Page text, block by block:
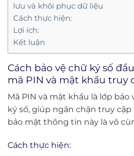
lưu và khôi phục dữ liệu
Cách thực hiện:
Lợi ích:
Kết luận
Cách bảo vệ chữ ký số
mã PIN và mật khẩu truy
Mã PIN và mật khẩu là lớp
ký số, giúp ngăn chặn truy cập
bảo mật thông tin này là vô
Cách thực hiện: